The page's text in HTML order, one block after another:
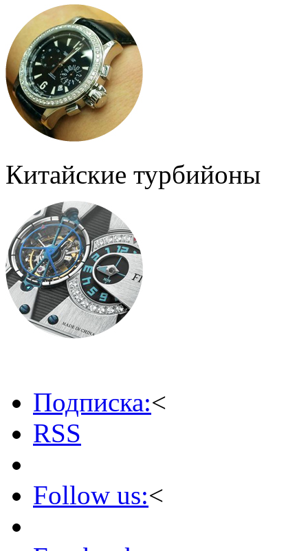
Китайские турбийоны
Подписка:<
RSS
Follow us:<